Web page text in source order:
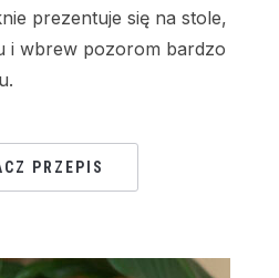
prezentuje się na stole,
i wbrew pozorom bardzo
PRZEPIS